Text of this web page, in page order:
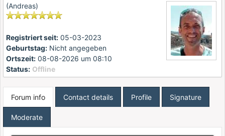
(Andreas)
Registriert seit: 05-03-2023
Geburtstag: Nicht angegeben
Ortszeit: 08-08-2026 um 08:10
Status: Offline
Forum info Contact details Profile Signature
Moderate